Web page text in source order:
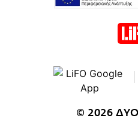
© 2026